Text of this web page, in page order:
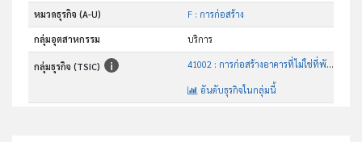
หมวดธุรกิจ (A-U) F : การก่อสร้าง
กลุ่มอุตสาหกรรม บริการ
กลุ่มธุรกิจ (TSIC) 41002 : การก่อสร้างอาคารที่ไม่ใช่ที่พักอาศัย
อันดับธุรกิจในกลุ่มนี้